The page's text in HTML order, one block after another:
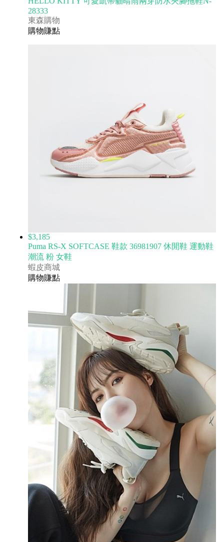
28333
東森購物
購物賺點
$3,185
Puma RS-X SOFTCASE 鞋款 36981907 休閒鞋 運動鞋
潮流 粉 女鞋
蝦皮商城
購物賺點